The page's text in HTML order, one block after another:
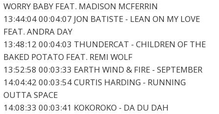
WORRY BABY FEAT. MADISON MCFERRIN
13:44:04 00:04:07 JON BATISTE - LEAN ON MY LOVE
FEAT. ANDRA DAY
13:48:12 00:04:03 THUNDERCAT - CHILDREN OF THE
BAKED POTATO FEAT. REMI WOLF
13:52:58 00:03:33 EARTH WIND & FIRE - SEPTEMBER
14:04:42 00:03:54 CURTIS HARDING - RUNNING
OUTTA SPACE
14:08:33 00:03:41 KOKOROKO - DA DU DAH